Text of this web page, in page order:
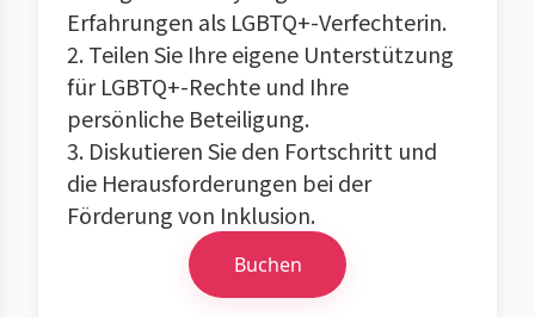
Erfahrungen als LGBTQ+-Verfechterin.
2. Teilen Sie Ihre eigene Unterstützung
für LGBTQ+-Rechte und Ihre
persönliche Beteiligung.
3. Diskutieren Sie den Fortschritt und
die Herausforderungen bei der
Förderung von Inklusion.
Buchen